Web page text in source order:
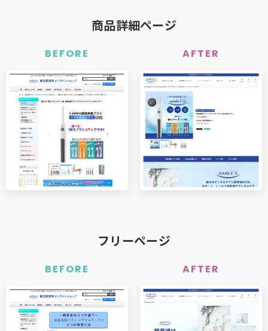
商品詳細ページ
BEFORE AFTER
フリーページ
BEFORE AFTER